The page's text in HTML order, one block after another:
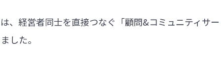
、経営者同士を直接つなぐ「顧問&コミュニティサ
した。